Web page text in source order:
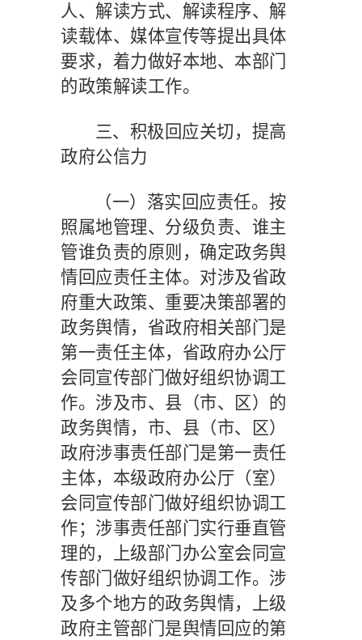
人、解读方式、解读程序、解
读载体、媒体宣传等提出具体
要求，着力做好本地、本部门
的政策解读工作。
三、积极回应关切，提高
政府公信力
（一）落实回应责任。 按
照属地管理、分级负责、谁主
管谁负责的原则，确定政务舆
情回应责任主体。对涉及省政
府重大政策、重要决策部署的
政务舆情，省政府相关部门是
第一责任主体，省政府办公厅
会同宣传部门做好组织协调工
作。涉及市、县（市、区）的
政务舆情，市、县（市、区）
政府涉事责任部门是第一责任
主体，本级政府办公厅（室）
会同宣传部门做好组织协调工
作；涉事责任部门实行垂直管
理的，上级部门办公室会同宣
传部门做好组织协调工作。涉
及多个地方的政务舆情，上级
政府主管部门是舆情回应的第